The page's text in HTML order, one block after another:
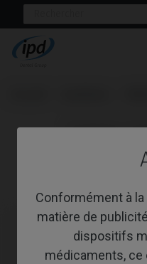
Conformément à
matière de
dispositifs
médicaments, ce
                      Provisoire / Transfert